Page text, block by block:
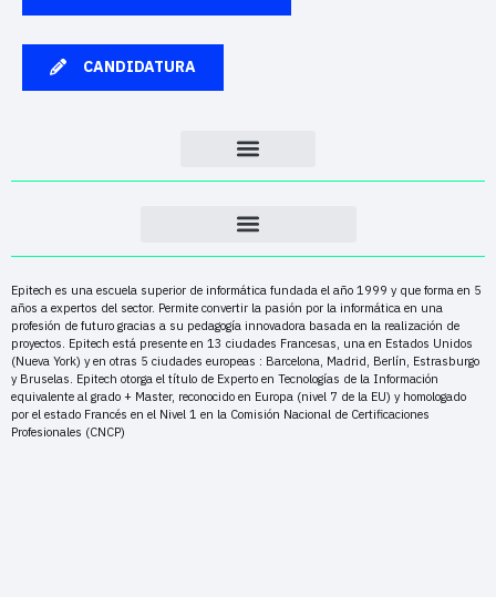
CANDIDATURA
Epitech es una escuela superior de informática fundada el año 1999 y que forma en 5
años a expertos del sector. Permite convertir la pasión por la informática en una
profesión de futuro gracias a su pedagogía innovadora basada en la realización de
proyectos. Epitech está presente en 13 ciudades Francesas, una en Estados Unidos
(Nueva York) y en otras 5 ciudades europeas : Barcelona, Madrid, Berlín, Estrasburgo
y Bruselas. Epitech otorga el título de Experto en Tecnologías de la Información
equivalente al grado + Master, reconocido en Europa (nivel 7 de la EU) y homologado
por el estado Francés en el Nivel 1 en la Comisión Nacional de Certificaciones
Profesionales (CNCP)